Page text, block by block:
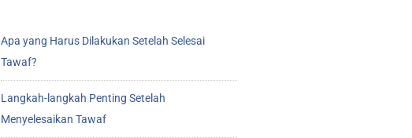
Apa yang Harus Dilakukan Setelah Selesai
Tawaf?
Langkah-langkah Penting Setelah
Menyelesaikan Tawaf